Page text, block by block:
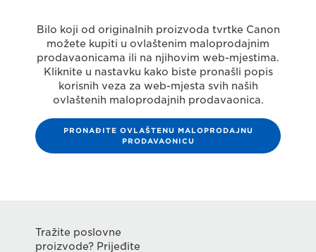
Bilo koji od originalnih proizvoda tvrtke Canon
možete kupiti u ovlaštenim maloprodajnim
prodavaonicama ili na njihovim web-mjestima.
Kliknite u nastavku kako biste pronašli popis
korisnih veza za web-mjesta svih naših
ovlaštenih maloprodajnih prodavaonica.
PRONAĐITE OVLAŠTENU MALOPRODAJNU
PRODAVAONICU
Tražite poslovne
proizvode? Prijeđite